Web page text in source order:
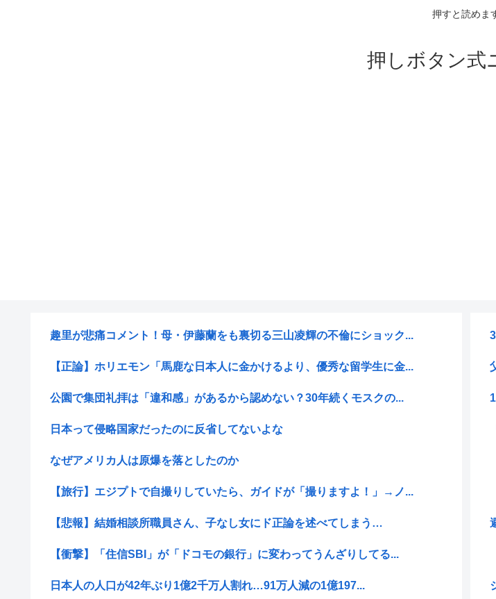
押すと読めま
押しボタン式
趣里が悲痛コメント！母・伊藤蘭をも裏切る三山凌輝の不倫にショック...
【正論】ホリエモン「馬鹿な日本人に金かけるより、優秀な留学生に金...
公園で集団礼拝は「違和感」があるから認めない？30年続くモスクの...
日本って侵略国家だったのに反省してないよな
なぜアメリカ人は原爆を落としたのか
【旅行】エジプトで自撮りしていたら、ガイドが「撮りますよ！」→ノ...
【悲報】結婚相談所職員さん、子なし女にド正論を述べてしまう…
【衝撃】「住信SBI」が「ドコモの銀行」に変わってうんざりしてる...
日本人の人口が42年ぶり1億2千万人割れ…91万人減の1億197...